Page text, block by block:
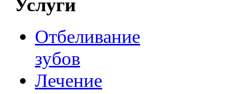
Услуги
Отбеливание
зубов
Лечение